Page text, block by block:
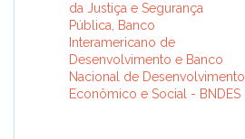
da Justiça e Segurança
Pública, Banco
Interamericano de
Desenvolvimento e Banco
Nacional de Desenvolvimento
Econômico e Social - BNDES